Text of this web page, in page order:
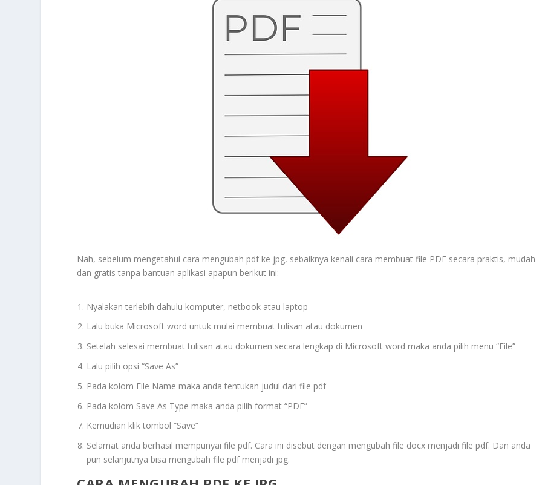
Nah, sebelum mengetahui cara mengubah pdf ke jpg, sebaiknya kenali cara membuat file PDF secara praktis, mudah
dan gratis tanpa bantuan aplikasi apapun berikut ini:
Nyalakan terlebih dahulu komputer, netbook atau laptop
Lalu buka Microsoft word untuk mulai membuat tulisan atau dokumen
Setelah selesai membuat tulisan atau dokumen secara lengkap di Microsoft word maka anda pilih menu “File”
Lalu pilih opsi “Save As”
Pada kolom File Name maka anda tentukan judul dari file pdf
Pada kolom Save As Type maka anda pilih format “PDF”
Kemudian klik tombol “Save”
Selamat anda berhasil mempunyai file pdf. Cara ini disebut dengan mengubah file docx menjadi file pdf. Dan anda
pun selanjutnya bisa mengubah file pdf menjadi jpg.